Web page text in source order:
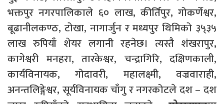
भक्तपुर नगरपालिकाले ६० लाख, कीर्तिपुर, गोकर्णेश्वर,
बूढानीलकण्ठ, टोखा, नागार्जुन र मध्यपुर थिमिको ३५्३५
लाख रुपियाँ शेयर लगानी रहनेछ। त्यस्तै शंखरापुर,
कागेश्वरी मनहरा, तारकेश्वर, चन्द्रागिरि, दक्षिणकाली,
कार्यविनायक, गोदावरी, महालक्ष्मी, वज्रवाराही,
अनन्तलिङ्गेश्वर, सूर्यविनायक चाँगु र नगरकोटले दश – दश